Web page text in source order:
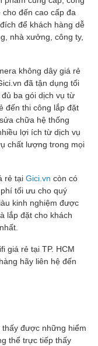
đến cao cấp đa
để khách hàng dễ
nhà xưởng, công ty,
không dây giá rẻ
đã tận dụng tối
ba gói dịch vụ từ
đến thi công lắp đặt
chữa hệ thống
lợi ích từ dịch vụ
chất lượng trong mọi
rẻ tại Gici.vn còn có
tối ưu cho quý
kinh nghiệm được
lắp đặt cho khách
giá rẻ tại TP. HCM
hãy liên hệ đến
được những hiểm
thể trực tiếp thấy